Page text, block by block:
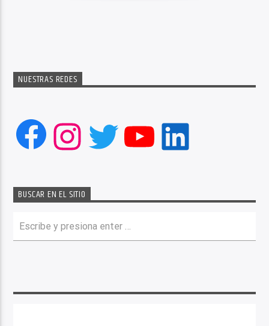
NUESTRAS REDES
Facebook
Instagram
Twitter
YouTube
LinkedIn
BUSCAR EN EL SITIO